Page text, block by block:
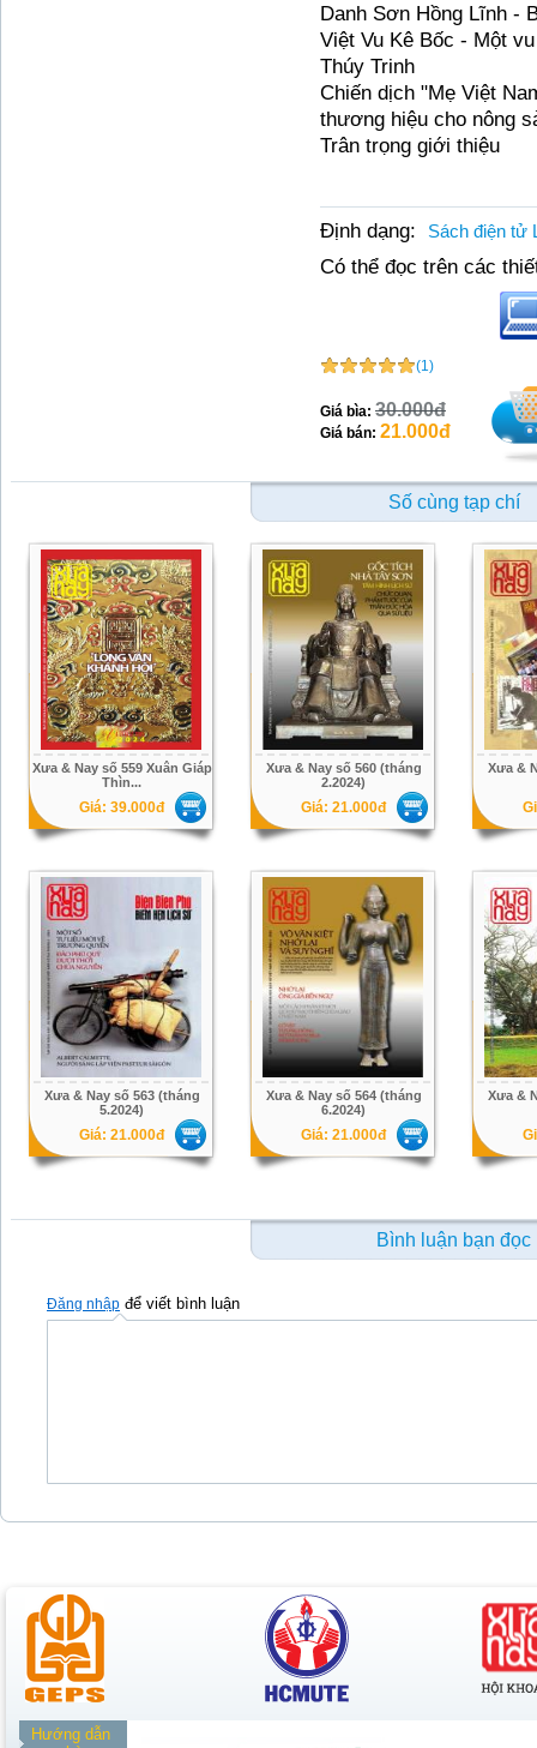
Danh Sơn Hồng Lĩnh -
Việt Vu Kê Bốc - Một
Thúy Trinh
Chiến dịch "Mẹ Việt
thương hiệu cho nông
Trân trọng giới thiệu
Định dạng: Sách điện tử
Có thể đọc trên các
(1)
Giá bìa: 30.000đ
Giá bán: 21.000đ
Số cùng tạp chí
Xưa & Nay số 559 Xuân Giáp
Thìn...
Giá: 39.000đ
Xưa & Nay số 560 (tháng
2.2024)
Giá: 21.000đ
Xưa &
Xưa & Nay số 563 (tháng
5.2024)
Giá: 21.000đ
Xưa & Nay số 564 (tháng
6.2024)
Giá: 21.000đ
Xưa &
Bình luận bạn đọc
Đăng nhập để viết bình luận
Hướng dẫn